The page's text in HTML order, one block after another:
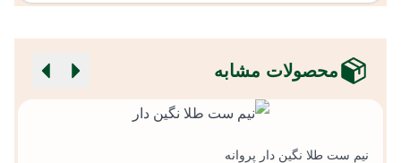
محصولات مشابه
نیم ست طلا نگین دار پروانه